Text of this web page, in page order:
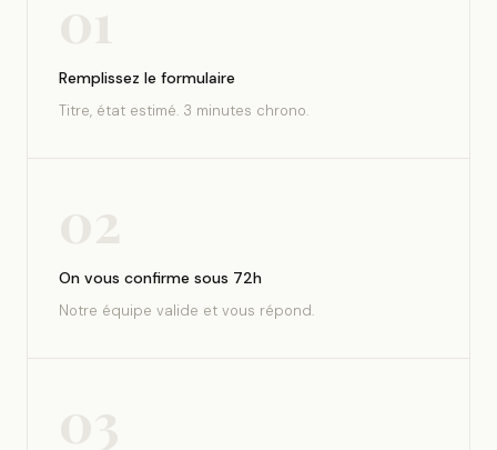
01
Remplissez le formulaire
Titre, état estimé. 3 minutes chrono.
02
On vous confirme sous 72h
Notre équipe valide et vous répond.
03